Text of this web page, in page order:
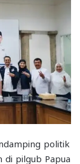
politik
di pilgub Papua